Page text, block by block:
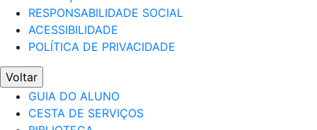
RESPONSABILIDADE SOCIAL
ACESSIBILIDADE
POLÍTICA DE PRIVACIDADE
Voltar
GUIA DO ALUNO
CESTA DE SERVIÇOS